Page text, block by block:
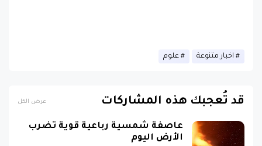
اخبار متنوعة علوم
قد تُعجبك هذه المشاركات عرض الكل
عاصفة شمسية رباعية قوية تضرب
الأرض اليوم